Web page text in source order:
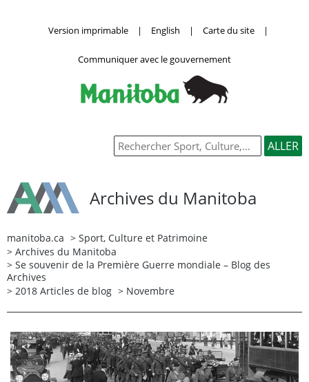
Version imprimable | English | Carte du site |
Communiquer avec le gouvernement
Archives du Manitoba
manitoba.ca > Sport, Culture et Patrimoine
> Archives du Manitoba
> Se souvenir de la Première Guerre mondiale – Blog des
Archives
> 2018 Articles de blog > Novembre